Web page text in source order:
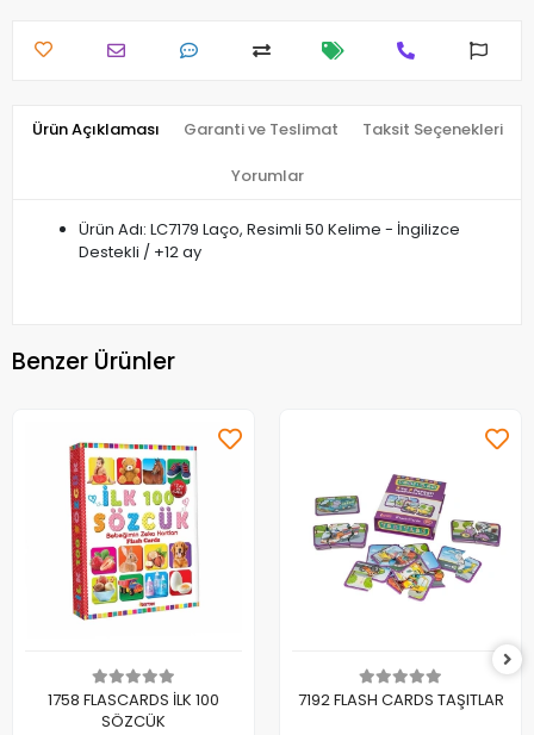
Ürün Açıklaması Garanti ve Teslimat Taksit Seçenekleri
Yorumlar
Ürün Adı: LC7179 Laço, Resimli 50 Kelime - İngilizce
Destekli / +12 ay
Benzer Ürünler
Sepete Ekle
1758 FLASCARDS İLK 100
SÖZCÜK
Sepete Ekle
7192 FLASH CARDS TAŞITLAR